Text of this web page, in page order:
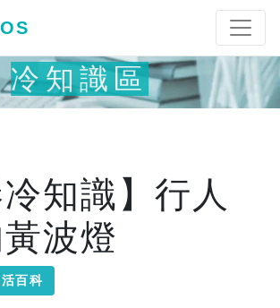
冷知識區
冷知識】行人
波燈
百科